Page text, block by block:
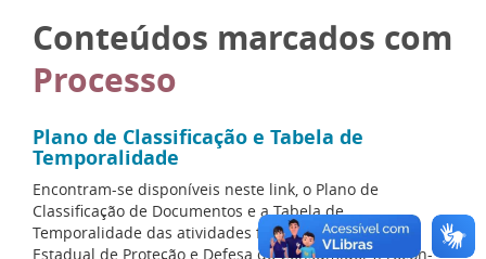
Conteúdos marcados com
Processo
Plano de Classificação e Tabela de
Temporalidade
Encontram-se disponíveis neste link, o Plano de
Classificação de Documentos e a Tabela de
Temporalidade das atividades finalísticas do Instituto
Estadual de Proteção e Defesa do Consumidor (Procon-